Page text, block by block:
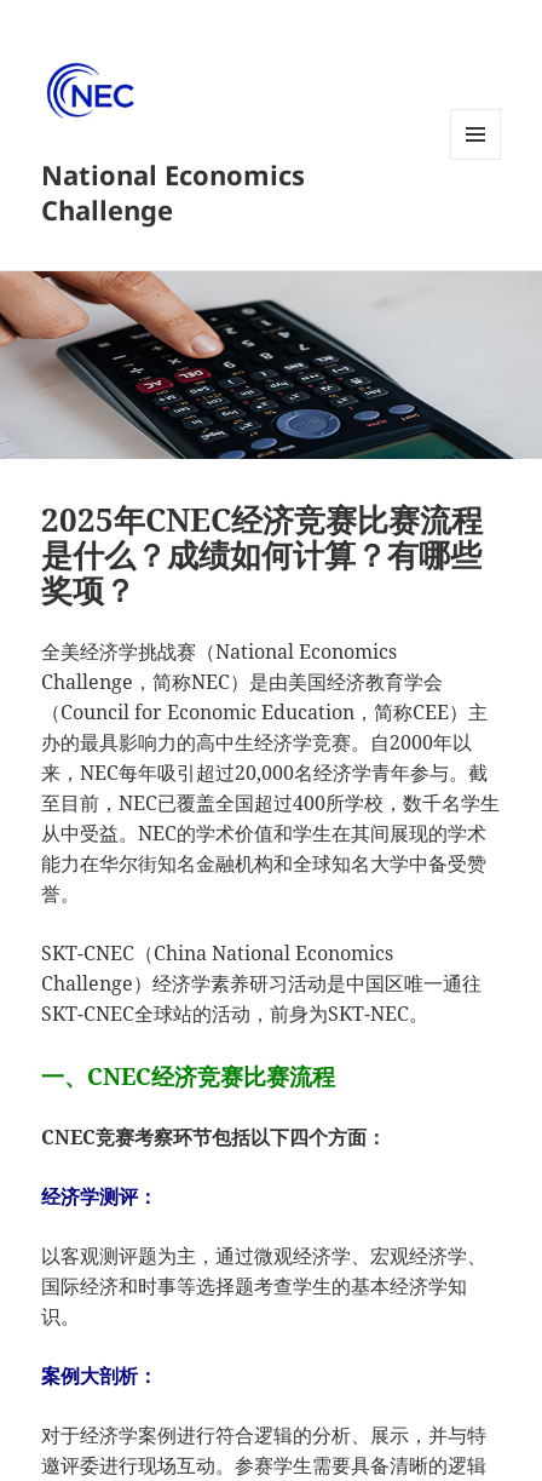
National Economics
Challenge
2025年CNEC经济竞赛比赛流程
是什么？成绩如何计算？有哪些
奖项？
全美经济学挑战赛（National Economics
Challenge，简称NEC）是由美国经济教育学会
（Council for Economic Education，简称CEE）主
办的最具影响力的高中生经济学竞赛。自2000年以
来，NEC每年吸引超过20,000名经济学青年参与。截
至目前，NEC已覆盖全国超过400所学校，数千名学生
从中受益。NEC的学术价值和学生在其间展现的学术
能力在华尔街知名金融机构和全球知名大学中备受赞
誉。
SKT-CNEC（China National Economics
Challenge）经济学素养研习活动是中国区唯一通往
SKT-CNEC全球站的活动，前身为SKT-NEC。
一、CNEC经济竞赛比赛流程
CNEC竞赛考察环节包括以下四个方面：
经济学测评：
以客观测评题为主，通过微观经济学、宏观经济学、
国际经济和时事等选择题考查学生的基本经济学知
识。
案例大剖析：
对于经济学案例进行符合逻辑的分析、展示，并与特
邀评委进行现场互动。参赛学生需要具备清晰的逻辑